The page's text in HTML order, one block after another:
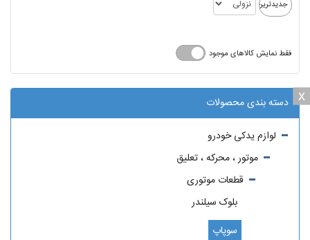
فقط نمایش کالاهای موجود
x
دسته بندی محصولات
لوازم یدکی خودرو
موتور ، محرکه ، تعلیق
قطعات موتوری
بلوک سیلندر
سوپاپ
x